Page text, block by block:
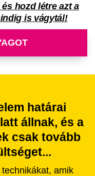
hozd létre azt a
is vágytál!
határai
állnak, és a
csak tovább
amik